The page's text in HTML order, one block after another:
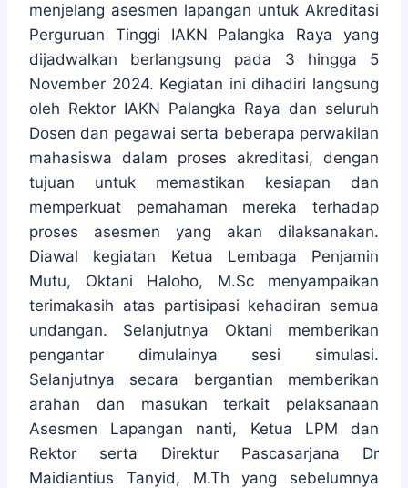
menjelang asesmen lapangan untuk Akreditasi
Perguruan Tinggi IAKN Palangka Raya yang
dijadwalkan berlangsung pada 3 hingga 5
November 2024. Kegiatan ini dihadiri langsung
oleh Rektor IAKN Palangka Raya dan seluruh
Dosen dan pegawai serta beberapa perwakilan
mahasiswa dalam proses akreditasi, dengan
tujuan untuk memastikan kesiapan dan
memperkuat pemahaman mereka terhadap
proses asesmen yang akan dilaksanakan.
Diawal kegiatan Ketua Lembaga Penjamin
Mutu, Oktani Haloho, M.Sc menyampaikan
terimakasih atas partisipasi kehadiran semua
undangan. Selanjutnya Oktani memberikan
pengantar dimulainya sesi simulasi.
Selanjutnya secara bergantian memberikan
arahan dan masukan terkait pelaksanaan
Asesmen Lapangan nanti, Ketua LPM dan
Rektor serta Direktur Pascasarjana Dr
Maidiantius Tanyid, M.Th yang sebelumnya